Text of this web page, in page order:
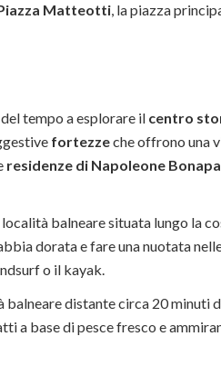
Matteotti, la piazza
tempo a esplorare il centro
fortezzeche offrono una
residenze di Napoleone
balneare situata lungo la
dorata e fare una nuotata
o il kayak.
balneare distante circa 20 minuti
a base di pesce fresco e